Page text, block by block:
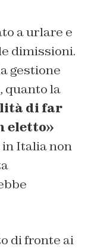
a urlare e
dimissioni.
gestione
quanto la
di far
eletto»
in Italia non
di fronte ai